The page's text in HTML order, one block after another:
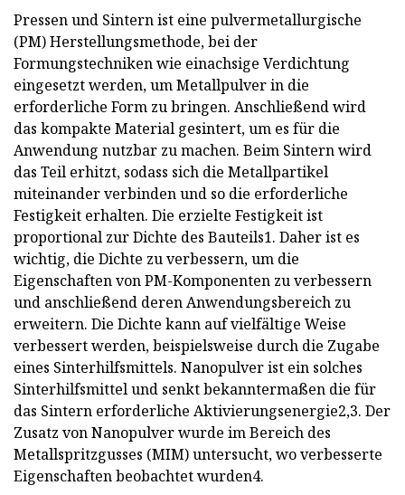
Pressen und Sintern ist eine pulvermetallurgische
(PM) Herstellungsmethode, bei der
Formungstechniken wie einachsige Verdichtung
eingesetzt werden, um Metallpulver in die
erforderliche Form zu bringen. Anschließend wird
das kompakte Material gesintert, um es für die
Anwendung nutzbar zu machen. Beim Sintern wird
das Teil erhitzt, sodass sich die Metallpartikel
miteinander verbinden und so die erforderliche
Festigkeit erhalten. Die erzielte Festigkeit ist
proportional zur Dichte des Bauteils1. Daher ist es
wichtig, die Dichte zu verbessern, um die
Eigenschaften von PM-Komponenten zu verbessern
und anschließend deren Anwendungsbereich zu
erweitern. Die Dichte kann auf vielfältige Weise
verbessert werden, beispielsweise durch die Zugabe
eines Sinterhilfsmittels. Nanopulver ist ein solches
Sinterhilfsmittel und senkt bekanntermaßen die für
das Sintern erforderliche Aktivierungsenergie2,3. Der
Zusatz von Nanopulver wurde im Bereich des
Metallspritzgusses (MIM) untersucht, wo verbesserte
Eigenschaften beobachtet wurden4.